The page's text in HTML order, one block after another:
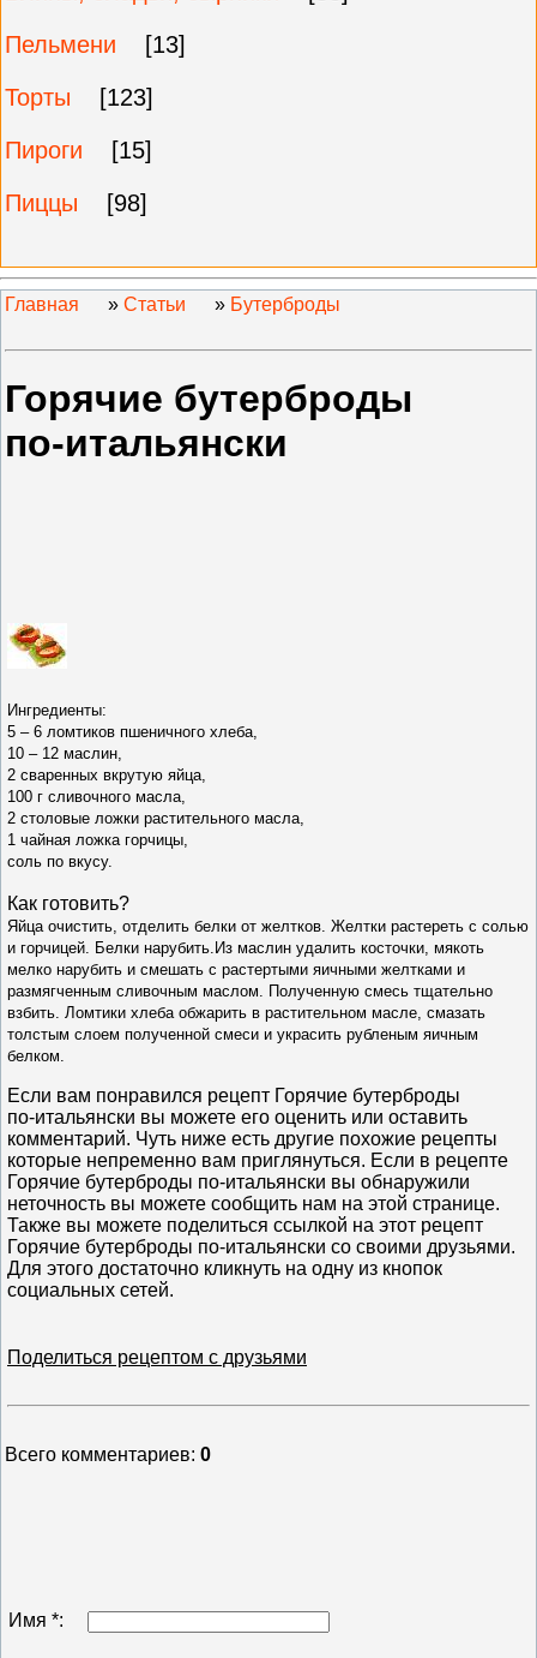
Пельмени
[13]
Торты
[123]
Пироги
[15]
Пиццы
[98]
Главная » Статьи » Бутерброды
Горячие бутерброды
по‑итальянски
Ингредиенты:
5 – 6 ломтиков пшеничного хлеба,
10 – 12 маслин,
2 сваренных вкрутую яйца,
100 г сливочного масла,
2 столовые ложки растительного масла,
1 чайная ложка горчицы,
соль по вкусу.
Как готовить?
Яйца очистить, отделить белки от желтков. Желтки растереть с солью
и горчицей. Белки нарубить.Из маслин удалить косточки, мякоть
мелко нарубить и смешать с растертыми яичными желтками и
размягченным сливочным маслом. Полученную смесь тщательно
взбить. Ломтики хлеба обжарить в растительном масле, смазать
толстым слоем полученной смеси и украсить рубленым яичным
белком.
Если вам понравился рецепт Горячие бутерброды
по‑итальянски вы можете его оценить или оставить
комментарий. Чуть ниже есть другие похожие рецепты
которые непременно вам приглянуться. Если в рецепте
Горячие бутерброды по‑итальянски вы обнаружили
неточность вы можете сообщить нам на этой странице.
Также вы можете поделиться ссылкой на этот рецепт
Горячие бутерброды по‑итальянски со своими друзьями.
Для этого достаточно кликнуть на одну из кнопок
социальных сетей.
Поделиться рецептом с друзьями
Всего комментариев: 0
Имя *: